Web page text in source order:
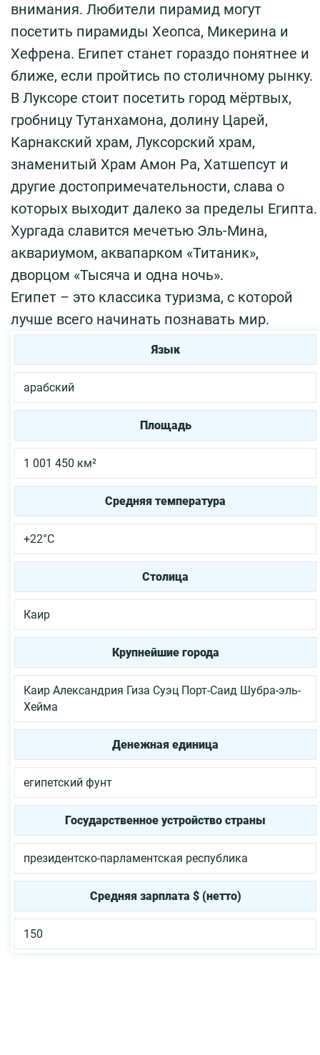
внимания. Любители пирамид могут
посетить пирамиды Хеопса, Микерина и
Хефрена. Египет станет гораздо понятнее и
ближе, если пройтись по столичному рынку.
В Луксоре стоит посетить город мёртвых,
гробницу Тутанхамона, долину Царей,
Карнакский храм, Луксорский храм,
знаменитый Храм Амон Ра, Хатшепсут и
другие достопримечательности, слава о
которых выходит далеко за пределы Египта.
Хургада славится мечетью Эль-Мина,
аквариумом, аквапарком «Титаник»,
дворцом «Тысяча и одна ночь».
Египет – это классика туризма, с которой
лучше всего начинать познавать мир.
Язык
арабский
Площадь
1 001 450 км²
Средняя температура
+22°C
Столица
Каир
Крупнейшие города
Каир Александрия Гиза Суэц Порт-Саид Шубра-эль-
Хейма
Денежная единица
египетский фунт
Государственное устройство страны
президентско-парламентская республика
Средняя зарплата $ (нетто)
150